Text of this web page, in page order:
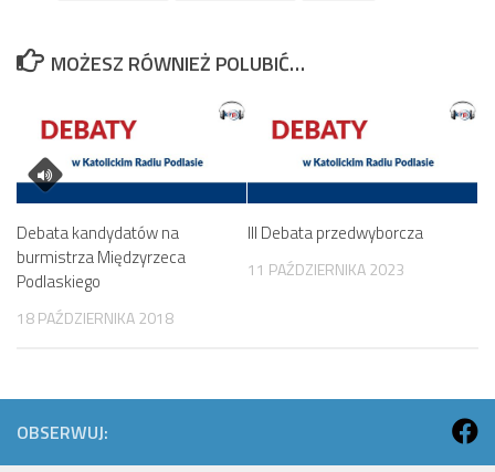
MOŻESZ RÓWNIEŻ POLUBIĆ…
Debata kandydatów na
burmistrza Międzyrzeca
Podlaskiego
18 PAŹDZIERNIKA 2018
III Debata przedwyborcza
11 PAŹDZIERNIKA 2023
OBSERWUJ: